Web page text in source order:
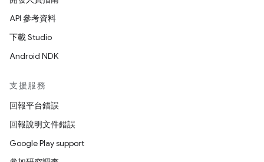
API 參考資料
下載 Studio
Android NDK
支援服務
回報平台錯誤
回報說明文件錯誤
Google Play support